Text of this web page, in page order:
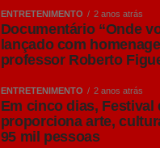
ENTRETENIMENTO 2 anos atrás
Documentário “Onde
lançado com
professor Roberto
ENTRETENIMENTO 2 anos atrás
Em cinco dias, Festival
proporciona arte,
95 mil pessoas